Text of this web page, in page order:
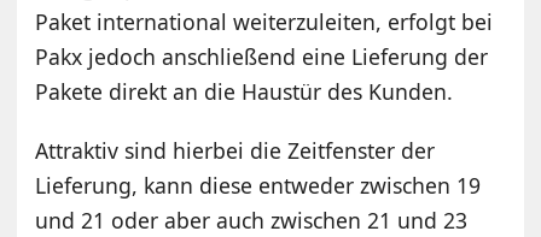
Paket international weiterzuleiten, erfolgt bei
Pakx jedoch anschließend eine Lieferung der
Pakete direkt an die Haustür des Kunden.
Attraktiv sind hierbei die Zeitfenster der
Lieferung, kann diese entweder zwischen 19
und 21 oder aber auch zwischen 21 und 23